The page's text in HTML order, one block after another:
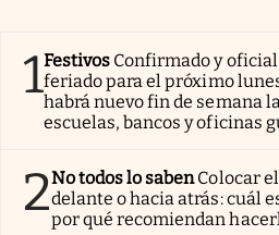
1Festivos Confirmado y
feriado para el próximo
habrá nuevo fin de semana
escuelas, bancos y oficinas
2No todos lo sabenColocar
delante o hacia atrás: cuál
por qué recomiendan